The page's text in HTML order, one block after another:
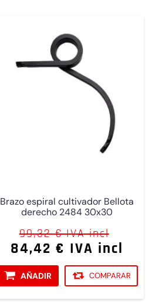
Brazo espiral cultivador Bellota
derecho 2484 30x30
99,32 € IVA incl
84,42 € IVA incl
AÑADIR COMPARAR